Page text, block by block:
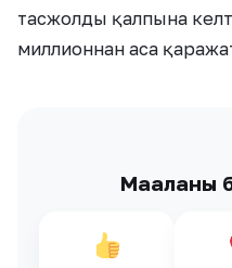
тасжолды қалпына
миллионнан аса
Мақаланы